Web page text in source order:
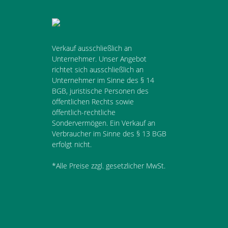
Verkauf ausschließlich an
Unternehmer. Unser Angebot
richtet sich ausschließlich an
Unternehmer im Sinne des § 14
BGB, juristische Personen des
öffentlichen Rechts sowie
öffentlich-rechtliche
Sondervermögen. Ein Verkauf an
Verbraucher im Sinne des § 13 BGB
erfolgt nicht.
*Alle Preise zzgl. gesetzlicher MwSt.